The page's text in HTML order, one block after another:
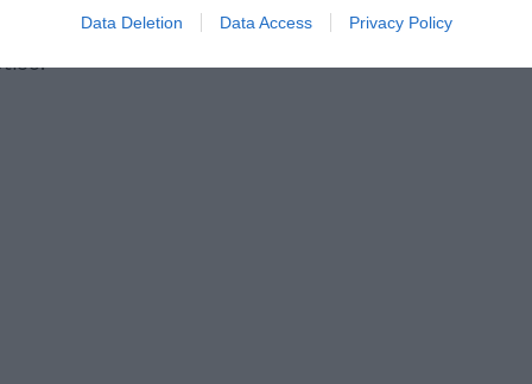
Data Deletion Data Access Privacy Policy
demografica e, di conseguenza,